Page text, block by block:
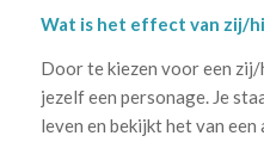
Wat is het effect van zij/
Door te kiezen voor een
jezelf een personage. Je
leven en bekijkt het van